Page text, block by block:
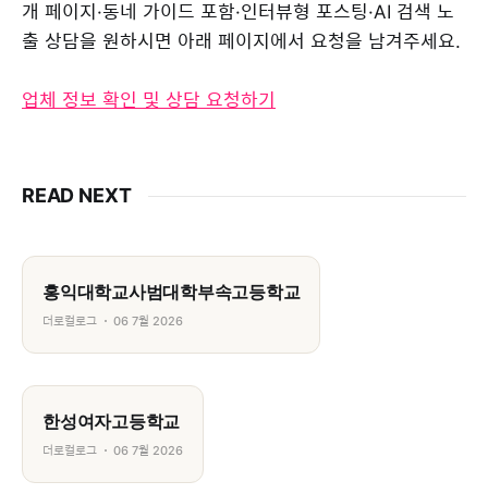
개 페이지·동네 가이드 포함·인터뷰형 포스팅·AI 검색 노
출 상담을 원하시면 아래 페이지에서 요청을 남겨주세요.
업체 정보 확인 및 상담 요청하기
READ NEXT
홍익대학교사범대학부속고등학교
더로컬로그 06 7월 2026
한성여자고등학교
더로컬로그 06 7월 2026